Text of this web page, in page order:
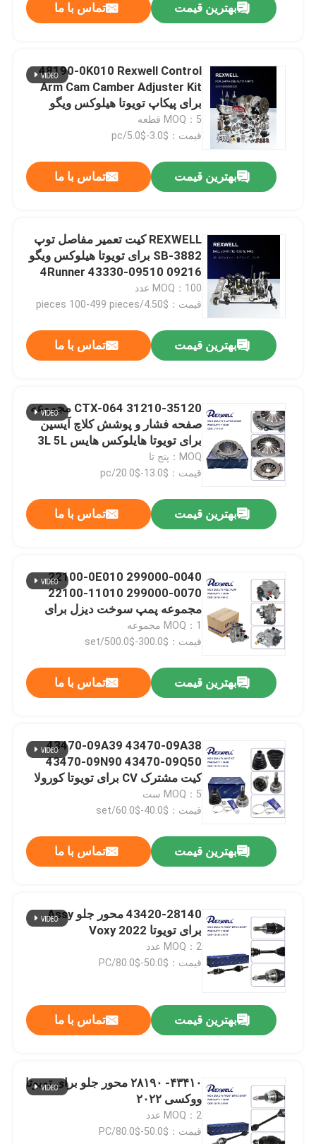
محصولات
ویدیو
درباره ما
کنترل کیفیت
با ما تماس بگیرید
اخبار
درخواست نقل قول
بهترین قیمت تماس با ما
48190-0K010 Rexwell Control
Arm Cam Camber Adjuster Kit
برای پیکاپ تویوتا هیلوکس ویگو
MOQ：5 قطعه
قیمت：$3.0-$5.0/pc
بهترین قیمت تماس با ما
REXWELL کیت تعمیر مفاصل توپ
SB-3882 برای تویوتا هیلوکس ویگو
4Runner 43330-09510 09216
MOQ：100 عدد
قیمت：$4.50/pieces 100-499 pieces
بهترین قیمت تماس با ما
CTX-064 31210-35120 مجموعه
صفحه فشار و پوشش کلاچ آیسین
برای تویوتا هایلوکس هایس 3L 5L
MOQ：پنج تا
قیمت：$13.0-$20.0/pc
بهترین قیمت تماس با ما
22100-0E010 299000-0040
22100-11010 299000-0070
مجموعه پمپ سوخت دیزل برای
تویوتا هایلوکس ریوو پرادو فورتونر
1GD 2GD
MOQ：1 مجموعه
قیمت：$300.0-$500.0/set
بهترین قیمت تماس با ما
43470-09A39 43470-09A38
43470-09N90 43470-09Q50
کیت مشترک CV برای تویوتا کورولا
1CD 1ND 1ZZ Avensis 1AZ 2AZ
MOQ：5 ست
قیمت：$40.0-$60.0/set
بهترین قیمت تماس با ما
43420-28140 محور جلو Assy
برای تویوتا Voxy 2022
MOQ：2 عدد
قیمت：$50.0-$80.0/PC
بهترین قیمت تماس با ما
۴۳۴۱۰- ۲۸۱۹۰ محور جلو برای تویوتا
ووکسی ۲۰۲۲
MOQ：2 عدد
قیمت：$50.0-$80.0/PC